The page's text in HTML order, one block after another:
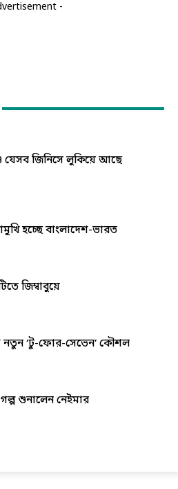
-
জিনিসে লুকিয়ে আছে
হচ্ছে বাংলাদেশ-ভারত
জিম্বাবুয়ে
নতুন ‘টু-ফোর-সেভেন’ কৌশল
শুনালেন নেইমার